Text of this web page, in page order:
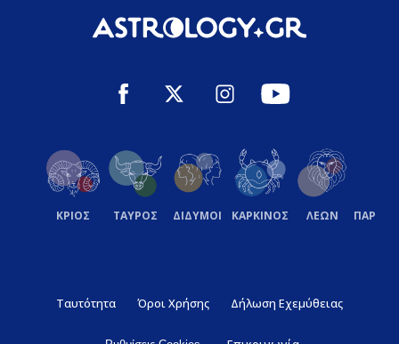
ΚΡΙΟΣ ΤΑΥΡΟΣ ΔΙΔΥΜΟΙ ΚΑΡΚΙΝΟΣ ΛΕΩΝ
Ταυτότητα Όροι Χρήσης Δήλωση Εχεμύθειας